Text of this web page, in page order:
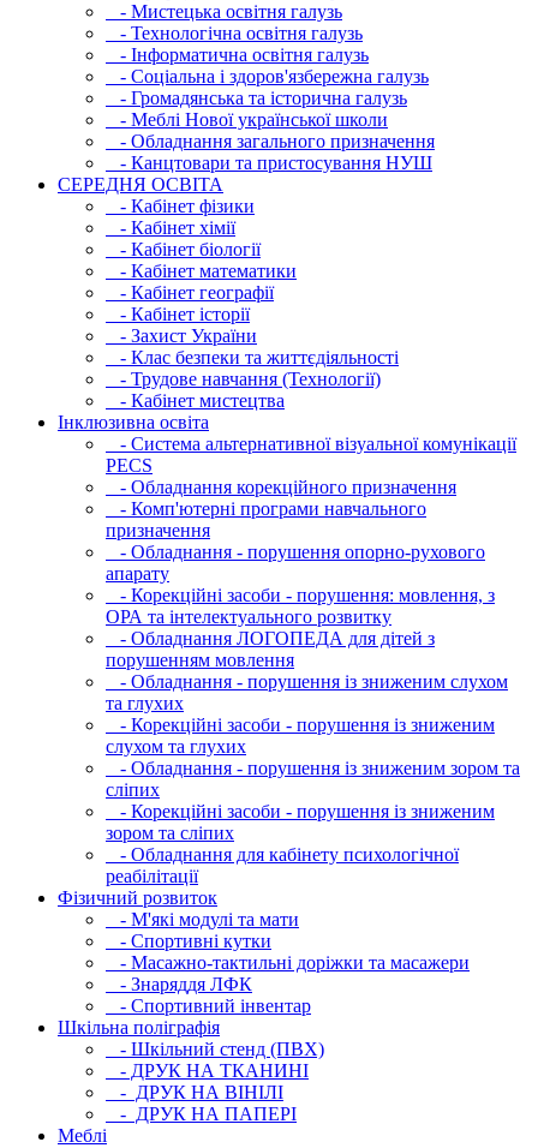
- Мистецька освітня галузь
- Технологічна освітня галузь
- Інфopматична освітня галузь
- Соціальна і здоров'язбережна галузь
- Громадянська та історична галузь
- Меблі Нової української школи
- Обладнання загального призначення
- Канцтовари та пристосування НУШ
СЕРЕДНЯ ОСВIТА
- Кабінет фізики
- Кабінет хімії
- Кабінет біології
- Кабінет математики
- Кабінет географії
- Кабінет історії
- Захист України
- Клас безпеки та життєдіяльності
- Трудове навчання (Технології)
- Кабінет мистецтва
Інклюзивна освіта
- Система альтернативної візуальної комунікації
PECS
- Обладнання корекційного призначення
- Комп'ютерні програми навчального
призначення
- Обладнання - порушення опорно-рухового
апарату
- Корекційні засоби - порушення: мовлення, з
ОРА та інтелектуального розвитку
- Обладнання ЛОГОПЕДА для дітей з
порушенням мовлення
- Обладнання - порушення із зниженим слухом
та глухих
- Корекційні засоби - порушення із зниженим
слухом та глухих
- Обладнання - порушення із зниженим зором та
сліпих
- Корекційні засоби - порушення із зниженим
зором та сліпих
- Обладнання для кабінету психологічної
реабілітації
Фізичний розвиток
- М'які модулi та мати
- Спортивні кутки
- Масажно-тактильні доріжки та масажери
- Знаряддя ЛФК
- Спортивний інвентар
Шкільна поліграфія
- Шкільний стенд (ПВХ)
- ДРУК НА ТКАНИНІ
- ДРУК НА ВІНІЛІ
- ДРУК НА ПАПЕРІ
Меблі